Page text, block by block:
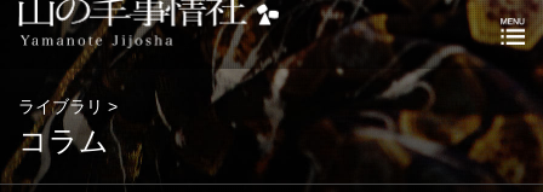
ライブラリ >
コラム